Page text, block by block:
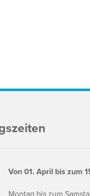
Von 01. April bis zum
Montag bis zum